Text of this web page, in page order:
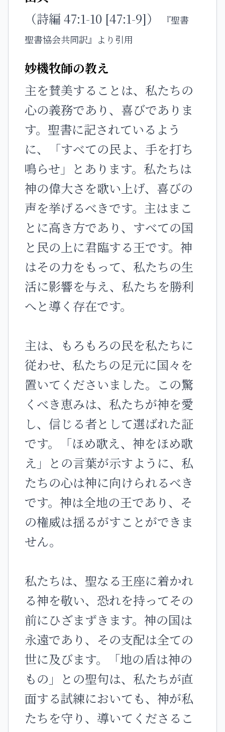
（詩編 47:1-10 [47:1-9]）
『聖書
聖書協会共同訳』より引用
妙機牧師の教え
主を賛美することは、私たちの
心の義務であり、喜びでありま
す。聖書に記されているよう
に、「すべての民よ、手を打ち
鳴らせ」とあります。私たちは
神の偉大さを歌い上げ、喜びの
声を挙げるべきです。主はまこ
とに高き方であり、すべての国
と民の上に君臨する王です。神
はその力をもって、私たちの生
活に影響を与え、私たちを勝利
へと導く存在です。
主は、もろもろの民を私たちに
従わせ、私たちの足元に国々を
置いてくださいました。この驚
くべき恵みは、私たちが神を愛
し、信じる者として選ばれた証
です。「ほめ歌え、神をほめ歌
え」との言葉が示すように、私
たちの心は神に向けられるべき
です。神は全地の王であり、そ
の権威は揺るがすことができま
せん。
私たちは、聖なる王座に着かれ
る神を敬い、恐れを持ってその
前にひざまずきます。神の国は
永遠であり、その支配は全ての
世に及びます。「地の盾は神の
もの」との聖句は、私たちが直
面する試練においても、神が私
たちを守り、導いてくださるこ